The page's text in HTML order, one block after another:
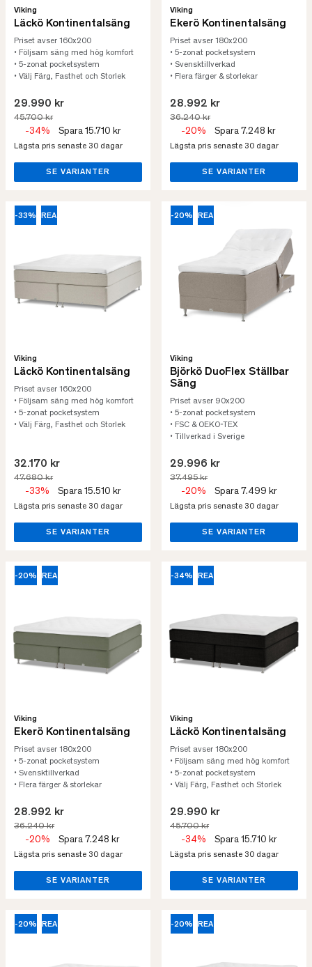
Viking
Läckö Kontinentalsäng
Priset avser 160x200
• Följsam säng med hög komfort
• 5-zonat pocketsystem
• Välj Färg, Fasthet och Storlek
29.990 kr
45.700 kr
-34% Spara 15.710 kr
Lägsta pris senaste 30 dagar
SE VARIANTER
Viking
Ekerö Kontinentalsäng
Priset avser 180x200
• 5-zonat pocketsystem
• Svensktillverkad
• Flera färger & storlekar
28.992 kr
36.240 kr
-20% Spara 7.248 kr
Lägsta pris senaste 30 dagar
SE VARIANTER
-33% REA
Viking
Läckö Kontinentalsäng
Priset avser 160x200
• Följsam säng med hög komfort
• 5-zonat pocketsystem
• Välj Färg, Fasthet och Storlek
32.170 kr
47.680 kr
-33% Spara 15.510 kr
Lägsta pris senaste 30 dagar
SE VARIANTER
-20% REA
Viking
Björkö DuoFlex Ställbar
Säng
Priset avser 90x200
• 5-zonat pocketsystem
• FSC & OEKO-TEX
• Tillverkad i Sverige
29.996 kr
37.495 kr
-20% Spara 7.499 kr
Lägsta pris senaste 30 dagar
SE VARIANTER
-20% REA
Viking
Ekerö Kontinentalsäng
Priset avser 180x200
• 5-zonat pocketsystem
• Svensktillverkad
• Flera färger & storlekar
28.992 kr
36.240 kr
-20% Spara 7.248 kr
Lägsta pris senaste 30 dagar
SE VARIANTER
-34% REA
Viking
Läckö Kontinentalsäng
Priset avser 180x200
• Följsam säng med hög komfort
• 5-zonat pocketsystem
• Välj Färg, Fasthet och Storlek
29.990 kr
45.700 kr
-34% Spara 15.710 kr
Lägsta pris senaste 30 dagar
SE VARIANTER
-20% REA -20% REA